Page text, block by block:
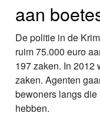
aan
De politie in de
ruim 75.000 euro
197 zaken. In 2012
zaken. Agenten
bewoners langs
hebben.